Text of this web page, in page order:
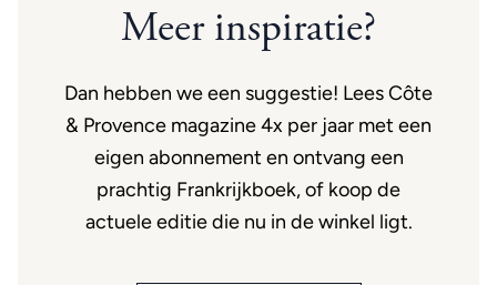
Meer inspiratie?
Dan hebben we een suggestie! Lees Côte
& Provence magazine 4x per jaar met een
eigen abonnement en ontvang een
prachtig Frankrijkboek, of koop de
actuele editie die nu in de winkel ligt.